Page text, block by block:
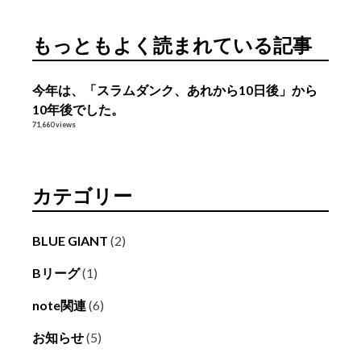
ブ
もっともよく読まれている記事
今年は、「スラムダンク、あれから10日後」から
10年後でした。
71,660 views
カテゴリー
BLUE GIANT (2)
Bリーグ(1)
note関連(6)
お知らせ(5)